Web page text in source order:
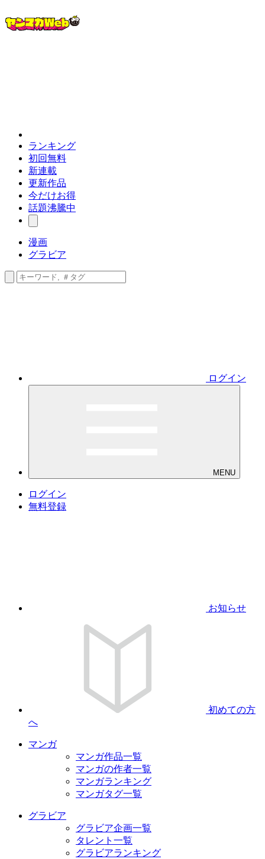
ランキング
初回無料
新連載
更新作品
今だけお得
話題沸騰中
漫画
グラビア
ログイン
MENU
ログイン
無料登録
お知らせ
初めての方
へ
マンガ
マンガ作品一覧
マンガの作者一覧
マンガランキング
マンガタグ一覧
グラビア
グラビア企画一覧
タレント一覧
グラビアランキング